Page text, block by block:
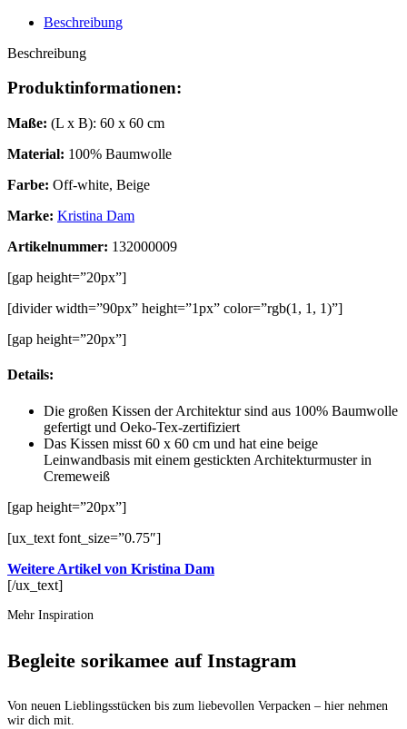
Beschreibung
Beschreibung
Produktinformationen:
Maße: (L x B): 60 x 60 cm
Material: 100% Baumwolle
Farbe: Off-white, Beige
Marke: Kristina Dam
Artikelnummer: 132000009
[gap height=”20px”]
[divider width=”90px” height=”1px” color=”rgb(1, 1, 1)”]
[gap height=”20px”]
Details:
Die großen Kissen der Architektur sind aus 100% Baumwolle
gefertigt und Oeko-Tex-zertifiziert
Das Kissen misst 60 x 60 cm und hat eine beige
Leinwandbasis mit einem gestickten Architekturmuster in
Cremeweiß
[gap height=”20px”]
[ux_text font_size=”0.75″]
Weitere Artikel von Kristina Dam
[/ux_text]
Mehr Inspiration
Begleite sorikamee auf Instagram
Von neuen Lieblingsstücken bis zum liebevollen Verpacken – hier nehmen
wir dich mit.